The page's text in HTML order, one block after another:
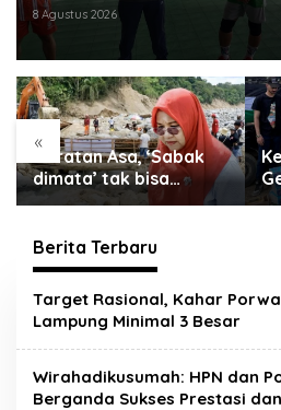
8 Agustus 2026
«
Guratan Asa, ‘Sabak
dimata’ tak bisa
disembunyikan..
Berita Terbaru
Metropolis.co.id
Target Rasional, Kahar
Lampung Minimal 3 Besar
Wirahadikusumah: HPN dan
Berganda Sukses Prestasi